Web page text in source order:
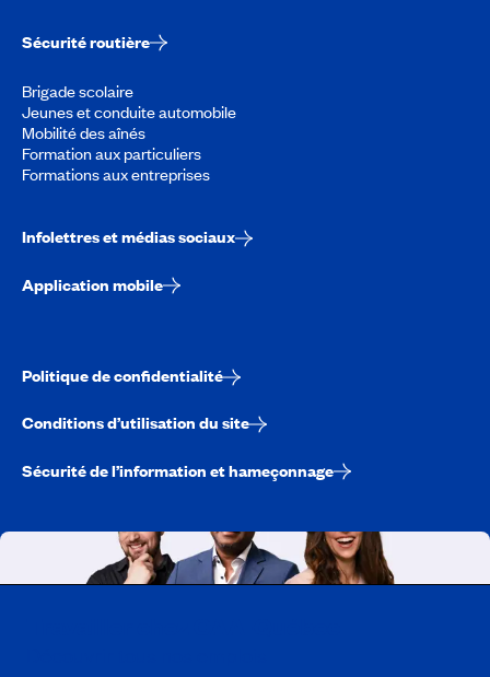
Sécurité routière
Brigade scolaire
Jeunes et conduite automobile
Mobilité des aînés
Formation aux particuliers
Formations aux entreprises
Infolettres et médias sociaux
Application mobile
Politique de confidentialité
Conditions d’utilisation du site
Sécurité de l’information et hameçonnage